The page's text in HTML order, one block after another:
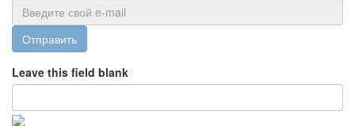
Отправить
Leave this field blank